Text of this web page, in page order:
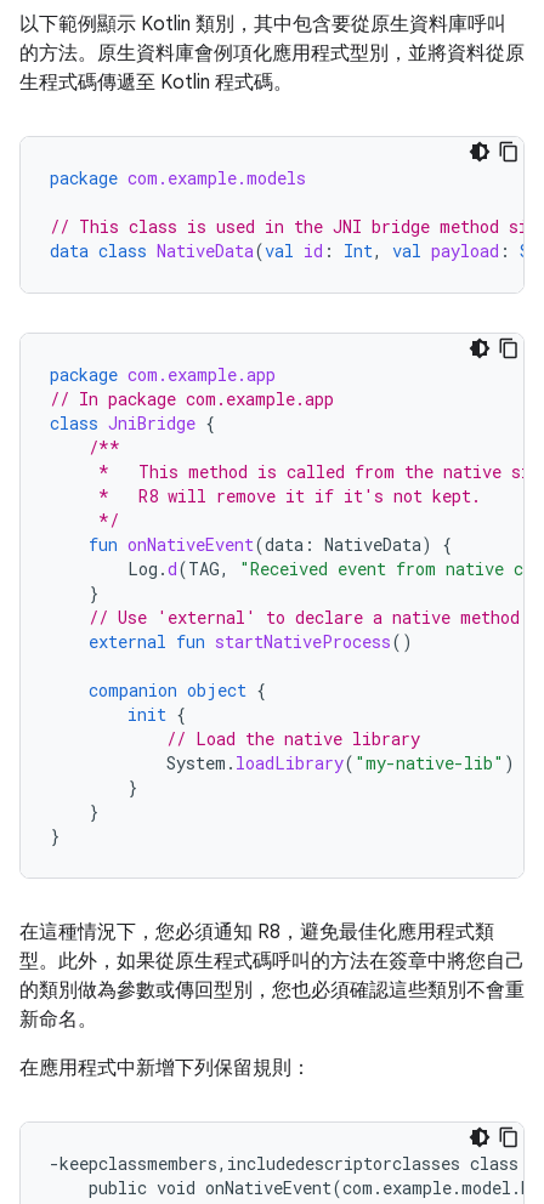
以下範例顯示 Kotlin 類別，其中包含要從原生資料庫呼叫
的方法。原生資料庫會例項化應用程式型別，並將資料從原
生程式碼傳遞至 Kotlin 程式碼。
package com.example.models
// This class is used in the JNI bridge method
data class NativeData(val id : Int, val payload :
package com.example.app
// In package com.example.app
class JniBridge {
/**
*   This method is called from the native
     *   R8 will remove it if it's not kept.
     */
fun onNativeEvent(data : NativeData)
{
Log .d(TAG,
"Received event from native
}
// Use 'external' to declare a native method
external fun startNativeProcess()
companion object {
init {
// Load the native library
System . loadLibrary( "my-native-lib" )
}
}
}
在這種情況下，您必須通知 R8，避免最佳化應用程式類
型。此外，如果從原生程式碼呼叫的方法在簽章中將您自己
的類別做為參數或傳回型別，您也必須確認這些類別不會重
新命名。
在應用程式中新增下列保留規則：
-keepclassmembers,includedescriptorclasses class
public void